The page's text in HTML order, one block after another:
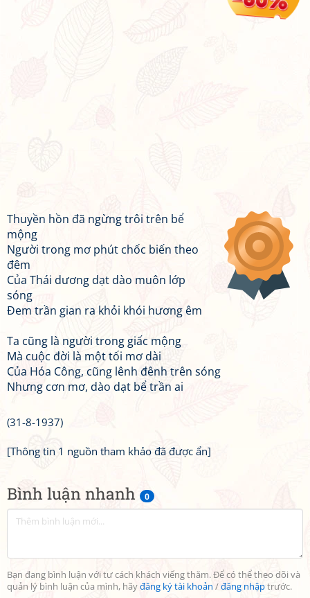
Bình luận nhanh 0
Bạn đang bình luận với tư cách khách viếng thăm. Để có thể theo dõi và
quản lý bình luận của mình, hãyđăng ký tài khoản /đăng nhậptrước.
Thuyền hồn đã ngừng trôi trên bể
mộng
Người trong mơ phút chốc biến theo
đêm
Của Thái dương dạt dào muôn lớp
sóng
Đem trần gian ra khỏi khói hương êm
Ta cũng là người trong giấc mộng
Mà cuộc đời là một tối mơ dài
Của Hóa Công, cũng lênh đênh trên sóng
Nhưng cơn mơ, dào dạt bể trần ai
(31-8-1937)
[Thông tin 1 nguồn tham khảo đã được ẩn]